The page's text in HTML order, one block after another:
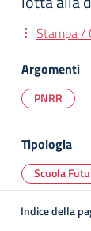
Stampa /
Argomenti
PNRR
Tipologia
Scuola
Indice della